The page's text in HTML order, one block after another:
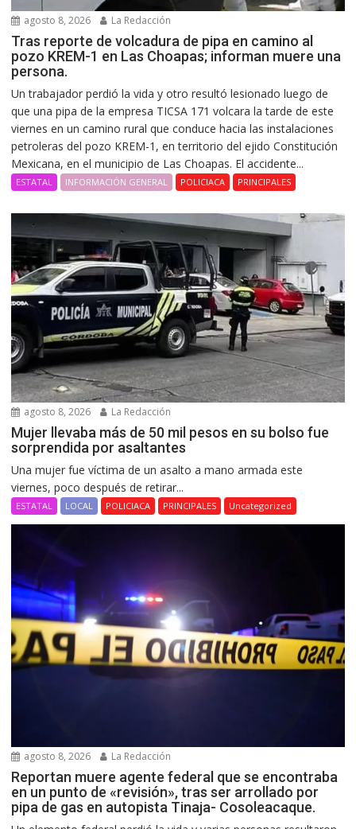
agosto 8, 2026 La Redacción
Tras reporte de volcadura de pipa en camino al
pozo KREM-1 en Las Choapas; informan muere una
persona.
Un trabajador perdió la vida y otro resultó lesionado luego de
que una pipa de la empresa TICSA 171 volcara la tarde de este
viernes en un camino rural que conduce hacia las instalaciones
petroleras del pozo KREM-1, en territorio del ejido Constitución
Mexicana, en el municipio de Las Choapas. El accidente...
ESTATAL INFORMACIÓN GENERAL POLICIACA PRINCIPALES
agosto 8, 2026 La Redacción
Mujer llevaba más de 50 mil pesos en su bolso fue
sorprendida por asaltantes
Una mujer fue víctima de un asalto a mano armada este
viernes, poco después de retirar...
ESTATAL LOCAL POLICIACA PRINCIPALES Uncategorized
agosto 8, 2026 La Redacción
Reportan muere agente federal que se encontraba
en un punto de «revisión», tras ser arrollado por
pipa de gas en autopista Tinaja- Cosoleacaque.